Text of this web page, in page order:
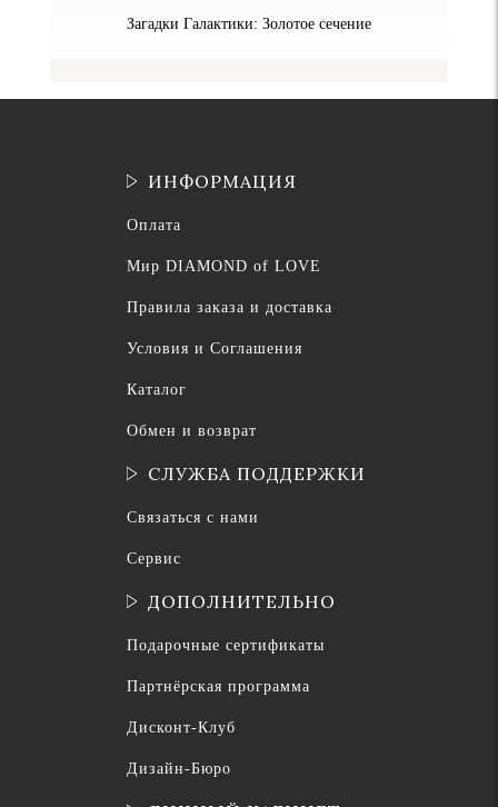
Загадки Галактики: Золотое сечение
ИНФОРМАЦИЯ
Оплата
Мир DIAMOND of LOVE
Правила заказа и доставка
Условия и Соглашения
Каталог
Обмен и возврат
СЛУЖБА ПОДДЕРЖКИ
Связаться с нами
Сервис
ДОПОЛНИТЕЛЬНО
Подарочные сертификаты
Партнёрская программа
Дисконт-Клуб
Дизайн-Бюро